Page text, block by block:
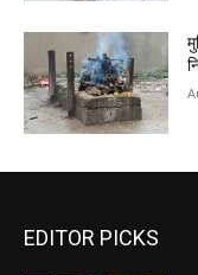
EDITOR PICKS